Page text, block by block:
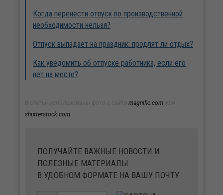
Когда перенести отпуск по производственной
необходимости нельзя?
Отпуск выпадает на праздник: продлят ли отдых?
Как уведомить об отпуске работника, если его
нет на месте?
magnific.com
shutterstock.com
ПОЛУЧАЙТЕ ВАЖНЫЕ НОВОСТИ И
ПОЛЕЗНЫЕ МАТЕРИАЛЫ
В УДОБНОМ ФОРМАТЕ НА ВАШУ ПОЧТУ